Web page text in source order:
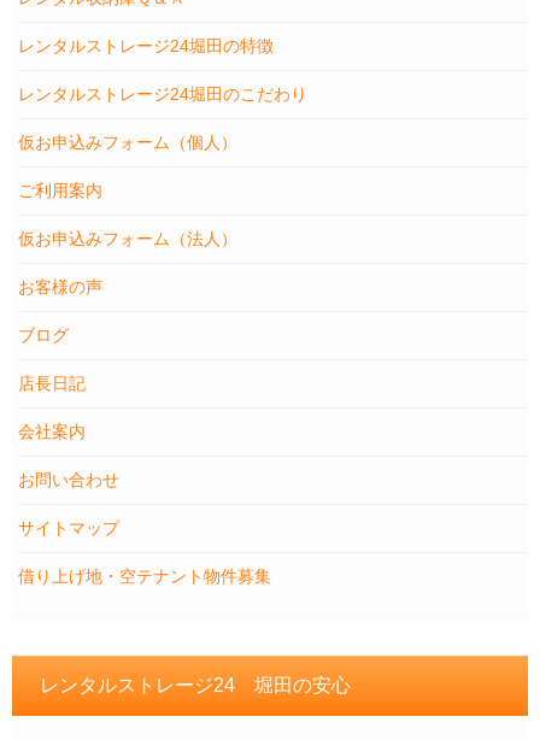
レンタルストレージ24堀田の特徴
レンタルストレージ24堀田のこだわり
仮お申込みフォーム（個人）
ご利用案内
仮お申込みフォーム（法人）
お客様の声
ブログ
店長日記
会社案内
お問い合わせ
サイトマップ
借り上げ地・空テナント物件募集
レンタルストレージ24 堀田の安心